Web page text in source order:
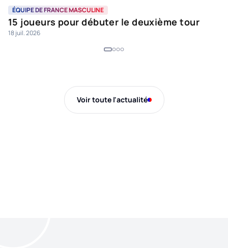
ÉQUIPE DE FRANCE MASCULINE
15 joueurs pour débuter le deuxième tour
18 juil. 2026
Voir toute l'actualité